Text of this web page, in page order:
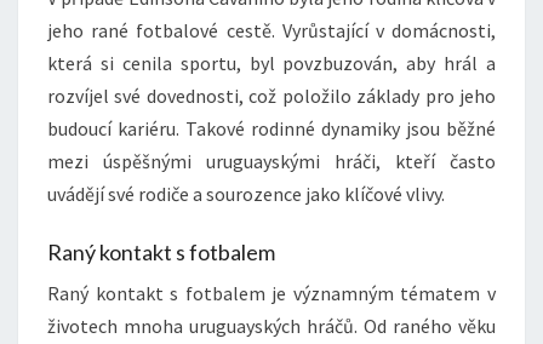
jeho rané fotbalové cestě. Vyrůstající v domácnosti,
která si cenila sportu, byl povzbuzován, aby hrál a
rozvíjel své dovednosti, což položilo základy pro jeho
budoucí kariéru. Takové rodinné dynamiky jsou běžné
mezi úspěšnými uruguayskými hráči, kteří často
uvádějí své rodiče a sourozence jako klíčové vlivy.
Raný kontakt s fotbalem
Raný kontakt s fotbalem je významným tématem v
životech mnoha uruguayských hráčů. Od raného věku